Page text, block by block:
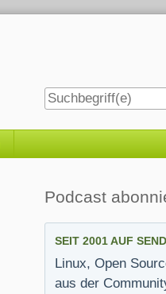
Seitenleiste
Podcast
SEIT 2001 AUF
Linux, Open
aus der